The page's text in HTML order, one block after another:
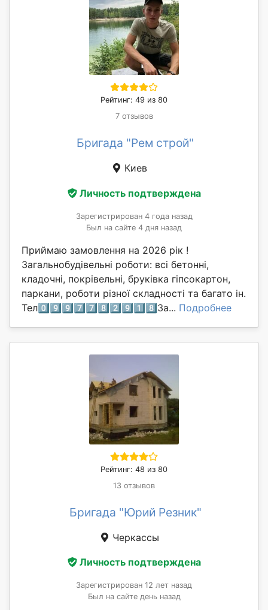
Рейтинг: 49 из 80
7 отзывов
Бригада "Рем строй"
Киев
Личность подтверждена
Зарегистрирован 4 года назад
Был на сайте 4 дня назад
Приймаю замовлення на 2026 рік !
Загальнобудівельні роботи: всі бетонні,
кладочні, покрівельні, бруківка гіпсокартон,
паркани, роботи різної складності та багато ін.
Тел0️⃣9️⃣9️⃣7️⃣7️⃣8️⃣2️⃣9️⃣1️⃣8️⃣За... Подробнее
Рейтинг: 48 из 80
13 отзывов
Бригада "Юрий Резник"
Черкассы
Личность подтверждена
Зарегистрирован 12 лет назад
Был на сайте день назад